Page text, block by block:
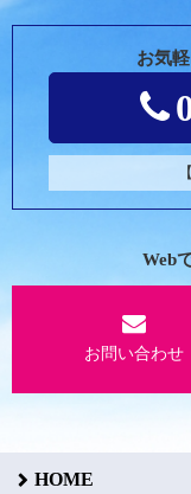
お気
Web
お問い合わせ
HOME